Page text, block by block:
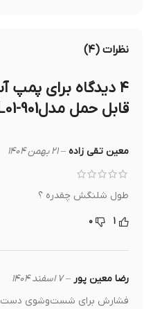
نظرات (۴)
پمپ آب
قابل حمل مدلLO-BL01-901
معین تقی زاده – ۲۱ بهمن ۱۴۰۴
طول شلنگش چقدره ؟
رضا معین پور– ۷ اسفند ۱۴۰۴
فشارش برای شست‌وشوی دست و